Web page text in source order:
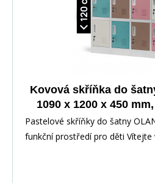
Kovová skříňka do
1090 x 1200 x 450
Pastelové skříňky do šatny
funkční prostředí pro děti Vítejte